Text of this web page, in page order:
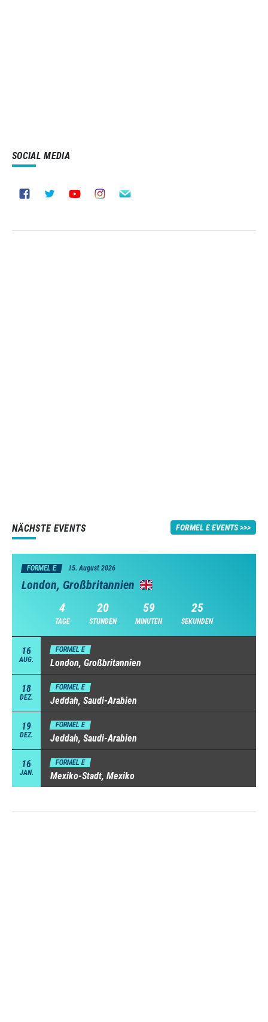
SOCIAL MEDIA
NÄCHSTE EVENTS FORMEL E EVENTS
FORMEL E 15. August 2026
London, Großbritannien
4
TAGE
20
STUNDEN
59
MINUTEN
25
SEKUNDEN
16
AUG.
FORMEL E
London, Großbritannien
18
DEZ.
FORMEL E
Jeddah, Saudi-Arabien
19
DEZ.
FORMEL E
Jeddah, Saudi-Arabien
16
JAN.
FORMEL E
Mexiko-Stadt, Mexiko